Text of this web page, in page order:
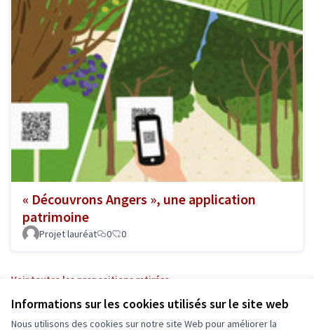
Informations sur les cookies utilisés sur le site web
Nous utilisons des cookies sur notre site Web pour améliorer la
« Découvrons Angers », une application
patrimoine
Projet lauréat 0 0
Voir toutes les propositions retirées
Conditions d'utilisation